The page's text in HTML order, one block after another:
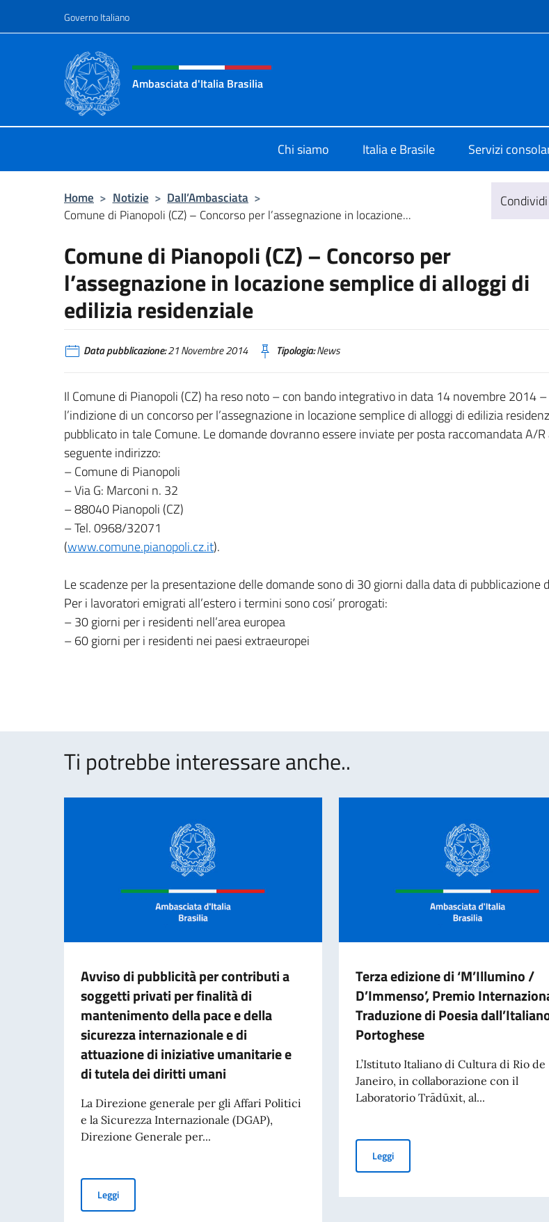
Governo Italiano
Intestazione sito, social e menù
Ambasciata d'Italia Brasilia
Chi siamo Italia e Brasile Servizi
Home > Notizie > Dall’Ambasciata >
Comune di Pianopoli (CZ) – Concorso per l’assegnazione in locazione...
Condividi
Comune di Pianopoli (CZ) – Concorso per
l’assegnazione in locazione semplice di alloggi di
edilizia residenziale
Data pubblicazione:21 Novembre 2014 Tipologia:News
Il Comune di Pianopoli (CZ) ha reso noto – con bando integrativo in data 14 novembre 2014 –
l’indizione di un concorso per l’assegnazione in locazione semplice di alloggi di edilizia
pubblicato in tale Comune. Le domande dovranno essere inviate per posta raccomandata A/R
seguente indirizzo:
– Comune di Pianopoli
– Via G: Marconi n. 32
– 88040 Pianopoli (CZ)
– Tel. 0968/32071
(www.comune.pianopoli.cz.it).
Le scadenze per la presentazione delle domande sono di 30 giorni dalla data di pubblicazione
Per i lavoratori emigrati all’estero i termini sono cosi’ prorogati:
– 30 giorni per i residenti nell’area europea
– 60 giorni per i residenti nei paesi extraeuropei
Ti potrebbe interessare anche..
Avviso di pubblicità per contributi a
soggetti privati per finalità di
mantenimento della pace e della
sicurezza internazionale e di
attuazione di iniziative umanitarie e
di tutela dei diritti umani
La Direzione generale per gli Affari Politici
e la Sicurezza Internazionale (DGAP),
Direzione Generale per...
LeggiAvviso di pubblicità per contributi a soggetti privati per finalità di mantenimento della pace e della
Terza edizione di ‘M’Illumino /
D’Immenso’, Premio
Traduzione di Poesia
Portoghese
L’Istituto Italiano di Cultura di Rio de
Janeiro, in collaborazione con il
Laboratorio Trādūxit, al...
LeggiTerza edizione di ‘M’Illumino /